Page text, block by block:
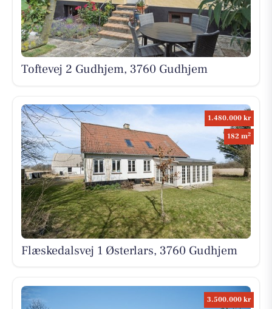
Toftevej 2 Gudhjem, 3760 Gudhjem
1.480.000 kr
182 m2
Flæskedalsvej 1 Østerlars, 3760 Gudhjem
3.500.000 kr